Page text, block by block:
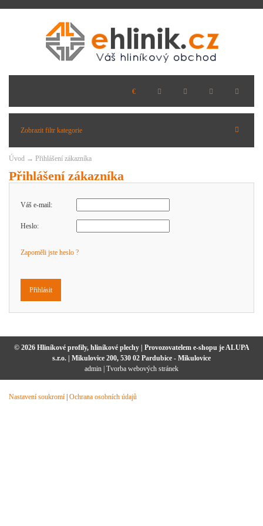
Zobrazit filtr kategorie
Úvod → Přihlášení zákazníka
Přihlášení zákazníka
Váš e-mail:
Heslo:
Zapoměli jste heslo ?
© 2026 Hliníkové profily, hliníkové plechy | Provozovatelem e-shopu je ALUPA
s.r.o. | Mikulovice 200, 530 02 Pardubice - Mikulovice
admin Tvorba webových stránek
Nastavení soukromí Ochrana osobních údajů